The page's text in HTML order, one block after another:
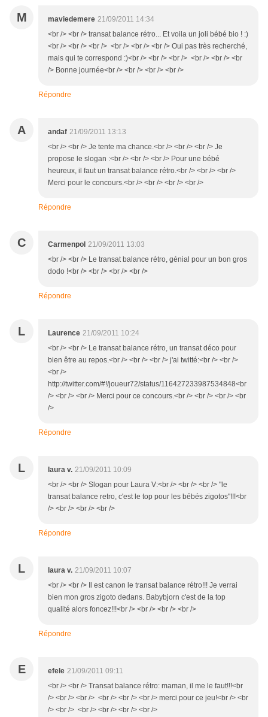
M maviedemere 21/09/2011 14:34
<br /> <br /> transat balance rétro... Et voila un joli bébé bio ! :)
<br /> <br /> <br /> <br /> <br /> <br /> Oui pas très recherché,
mais qui te correspond :)<br /> <br /> <br /> <br /> <br /> <br
/> Bonne journée<br /> <br /> <br /> <br />
Répondre
A andaf 21/09/2011 13:13
<br /> <br /> Je tente ma chance.<br /> <br /> <br /> Je
propose le slogan :<br /> <br /> <br /> Pour une bébé
heureux, il faut un transat balance rétro.<br /> <br /> <br />
Merci pour le concours.<br /> <br /> <br /> <br />
Répondre
C Carmenpol 21/09/2011 13:03
<br /> <br /> Le transat balance rétro, génial pour un bon gros
dodo !<br /> <br /> <br /> <br />
Répondre
L Laurence 21/09/2011 10:24
<br /> <br /> Le transat balance rétro, un transat déco pour
bien être au repos.<br /> <br /> <br /> j'ai twitté:<br /> <br />
<br />
http://twitter.com/#!/joueur72/status/116427233987534848<br
/> <br /> <br /> Merci pour ce concours.<br /> <br /> <br /> <br
/>
Répondre
L laura v. 21/09/2011 10:09
<br /> <br /> Slogan pour Laura V:<br /> <br /> <br /> "le
transat balance retro, c'est le top pour les bébés zigotos"!!!<br
/> <br /> <br /> <br />
Répondre
L laura v. 21/09/2011 10:07
<br /> <br /> Il est canon le transat balance rétro!!! Je verrai
bien mon gros zigoto dedans. Babybjorn c'est de la top
qualité alors foncez!!!<br /> <br /> <br /> <br />
Répondre
E efele 21/09/2011 09:11
<br /> <br /> Transat balance rétro: maman, il me le faut!!!<br
/> <br /> <br /> <br /> <br /> <br /> merci pour ce jeu!<br /> <br
/> <br /> <br /> <br /> <br /> <br />